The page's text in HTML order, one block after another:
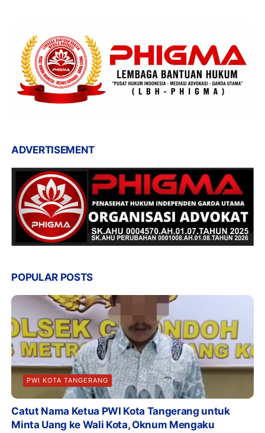
ADVERTISEMENT
POPULAR POSTS
PWI KOTA TANGERANG
Catut Nama Ketua PWI Kota Tangerang untuk
Minta Uang ke Wali Kota, Oknum Mengaku